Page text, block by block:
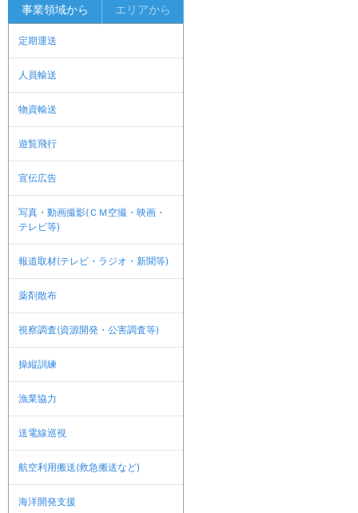
事業領域から エリアから
定期運送
人員輸送
物資輸送
遊覧飛行
宣伝広告
写真・動画撮影(ＣＭ空撮・映画・
テレビ等)
報道取材(テレビ・ラジオ・新聞等)
薬剤散布
視察調査(資源開発・公害調査等)
操縦訓練
漁業協力
送電線巡視
航空利用搬送(救急搬送など)
海洋開発支援